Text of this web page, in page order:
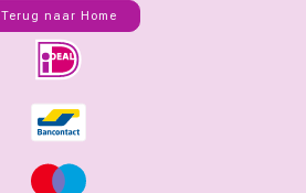
Terug naar Home